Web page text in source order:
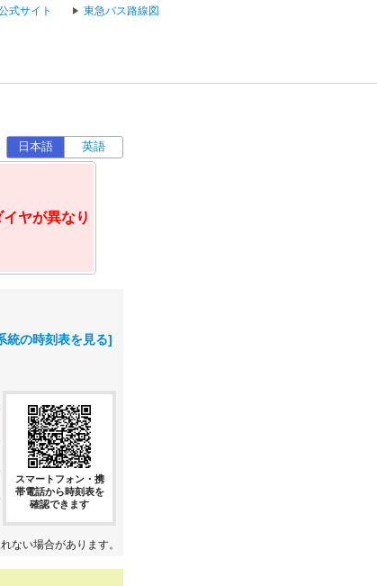
式サイト 東急バス路線図
日本語 英語
ヤが異なり
統の時刻表を見る]
スマートフォン・携
帯電話から時刻表を
確認できます
ない場合があります。